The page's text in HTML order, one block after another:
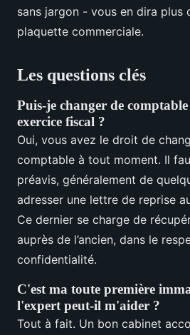
sans jargon - vous en dira plus
plaquette commerciale.
Les questions clés
Puis-je changer de
exercice fiscal ?
Oui, vous avez le droit de
comptable à tout moment. Il
préavis, généralement de
adresser une lettre de reprise
Ce dernier se charge de
auprès de l’ancien, dans le
confidentialité.
C'est ma toute première
l'expert peut-il m'aider ?
Tout à fait. Un bon cabinet